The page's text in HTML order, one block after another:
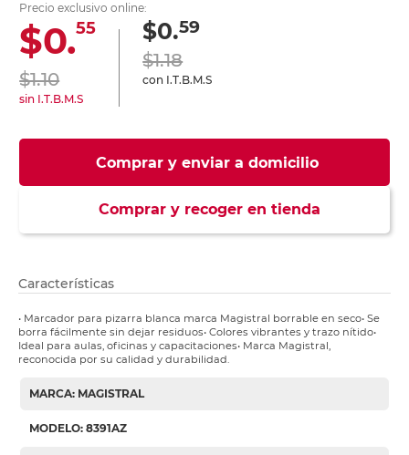
Precio exclusivo online:
$0.55
$1.10
sin I.T.B.M.S
$0.59
$1.18
con I.T.B.M.S
Comprar y enviar a domicilio
Comprar y recoger en tienda
Características
• Marcador para pizarra blanca marca Magistral borrable en seco• Se
borra fácilmente sin dejar residuos• Colores vibrantes y trazo nítido•
Ideal para aulas, oficinas y capacitaciones• Marca Magistral,
reconocida por su calidad y durabilidad.
MARCA: MAGISTRAL
MODELO: 8391AZ